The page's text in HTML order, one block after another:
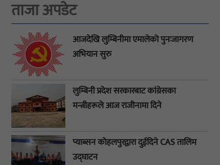
ताजा अपडेट
आजदेखि लुम्बिनीमा एमालेको पुनःजागरण
अभियान सुरु
लुम्बिनी प्रदेश सरकारबाट कांग्रेसका
मन्त्रीहरूले आज राजीनामा दिने
प्याब्सन कोहलपुरद्वारा दुईदिने CAS तालिम
उद्घाटन